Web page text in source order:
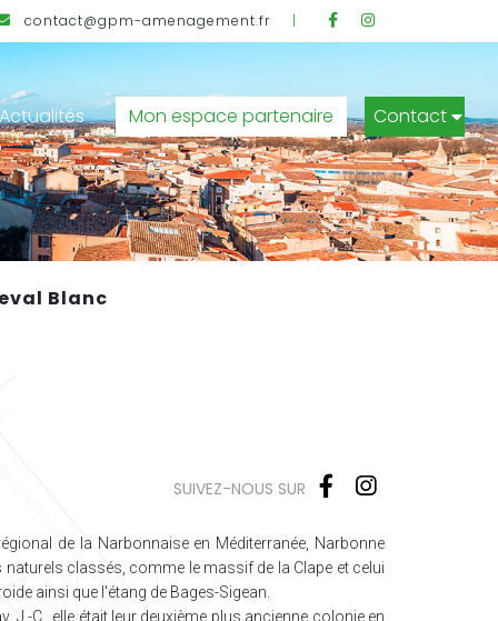
contact@gpm-amenagement.fr | FacebookInstagram
Actualités Mon espace partenaire Contact
Blanc
SUIVEZ-NOUS SUR FacebookInstagram
de la Narbonnaise en Méditerranée, Narbonne
naturels classés, comme le massif de la Clape et celui
ainsi que l'étang de Bages-Sigean.
J.-C., elle était leur deuxième plus ancienne colonie en